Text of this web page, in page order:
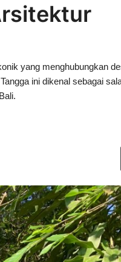
yang menghubungkan
ini dikenal sebagai